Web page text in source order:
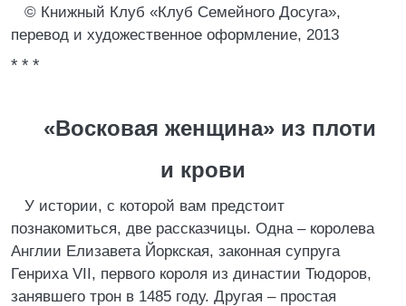
© Книжный Клуб «Клуб Семейного Досуга»,
перевод и художественное оформление, 2013
* * *
«Восковая женщина» из плоти
и крови
У истории, с которой вам предстоит
познакомиться, две рассказчицы. Одна – королева
Англии Елизавета Йоркская, законная супруга
Генриха VII, первого короля из династии Тюдоров,
занявшего трон в 1485 году. Другая – простая